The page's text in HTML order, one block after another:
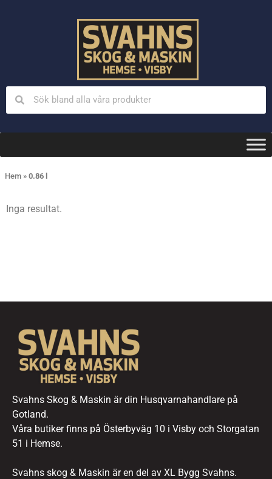
Hem » 0.86 l
Inga resultat.
Svahns Skog & Maskin är din Husqvarnahandlare på
Gotland.
Våra butiker finns på Österbyväg 10 i Visby och Storgatan
51 i Hemse.
Svahns skog & Maskin är en del av XL Bygg Svahns.